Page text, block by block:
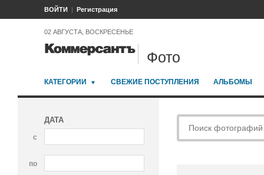
ВОЙТИ Регистрация
02 АВГУСТА, ВОСКРЕСЕНЬЕ
Фото
КАТЕГОРИИ СВЕЖИЕ ПОСТУПЛЕНИЯ АЛЬБОМЫ
ДАТА
с
по